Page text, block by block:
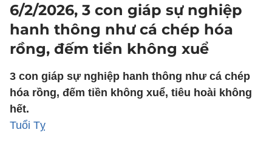
6/2/2026, 3 con giáp sự nghiệp
hanh thông như cá chép hóa
rồng, đếm tiền không xuể
3 con giáp sự nghiệp hanh thông như cá chép
hóa rồng, đếm tiền không xuể, tiêu hoài không
hết.
Tuổi Tỵ